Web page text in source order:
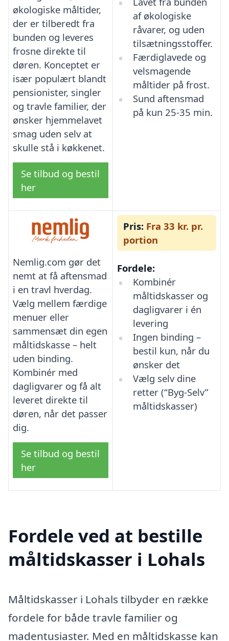
økologiske måltider,
der er tilberedt fra
bunden og leveres
frosne direkte til
døren. Konceptet er
især populært blandt
pensionister, singler
og travle familier, der
ønsker hjemmelavet
smag uden selv at
skulle stå i køkkenet.
Se tilbud og bestil
her
af økologiske
råvarer, og uden
tilsætningsstoffer.
Færdiglavede og
velsmagende
måltider på frost.
Sund aftensmad
på kun 25-35 min.
Nemlig.com gør det
nemt at få aftensmad
i en travl hverdag.
Vælg mellem færdige
menuer eller
sammensæt din egen
måltidskasse – helt
uden binding.
Kombinér med
dagligvarer og få alt
leveret direkte til
døren, når det passer
dig.
Se tilbud og bestil
her
Pris: Fra 33 kr. pr.
portion
Fordele:
Kombinér
måltidskasser og
dagligvarer i én
levering
Ingen binding –
bestil kun, når du
ønsker det
Vælg selv dine
retter (“Byg-Selv”
måltidskasser)
Fordele ved at bestille
måltidskasser i Lohals
Måltidskasser i Lohals tilbyder en række
fordele for både travle familier og
madentusiaster. Med en måltidskasse kan